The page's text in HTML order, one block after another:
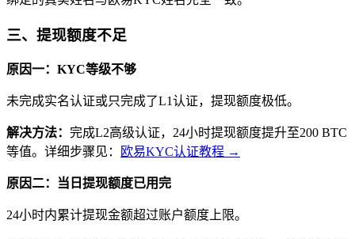
三、提现额度不足
原因一：KYC等级不够
未完成实名认证或只完成了L1认证，提现额度极低。
解决方法： 完成L2高级认证，24小时提现额度提升至200 BTC
等值。详细步骤见：
欧易KYC认证教程 →
原因二：当日提现额度已用完
24小时内累计提现金额超过账户额度上限。